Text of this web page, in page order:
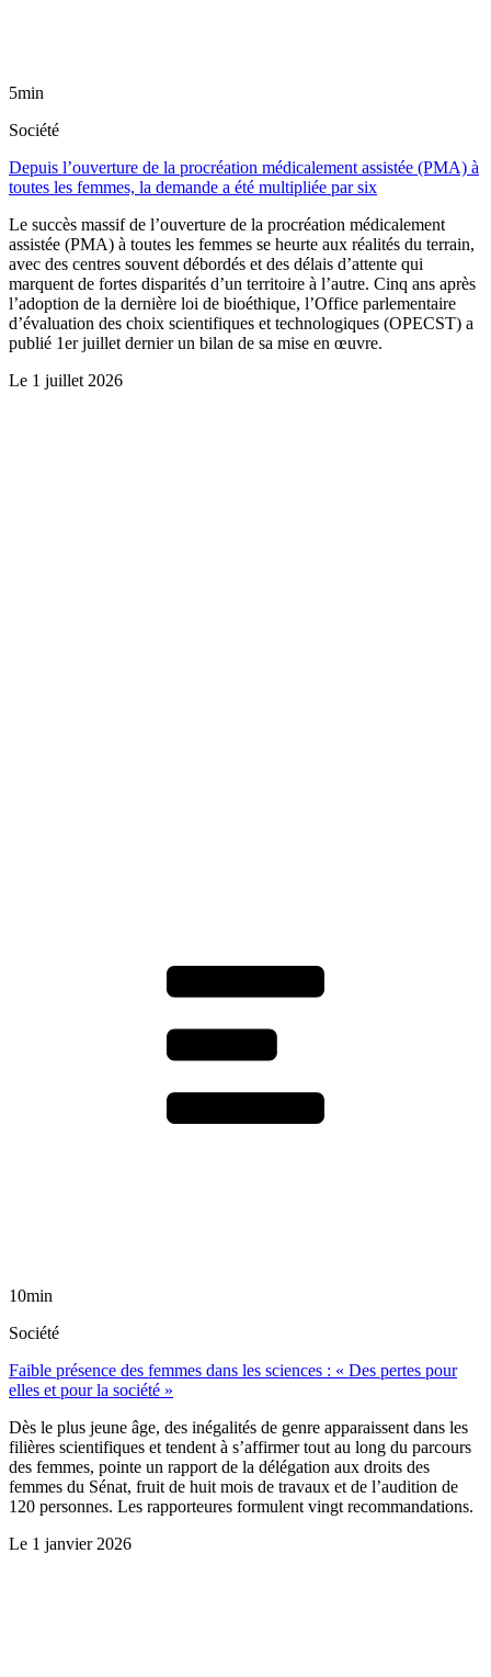
5min
Société
Depuis l’ouverture de la procréation médicalement assistée (PMA) à
toutes les femmes, la demande a été multipliée par six
Le succès massif de l’ouverture de la procréation médicalement
assistée (PMA) à toutes les femmes se heurte aux réalités du terrain,
avec des centres souvent débordés et des délais d’attente qui
marquent de fortes disparités d’un territoire à l’autre. Cinq ans après
l’adoption de la dernière loi de bioéthique, l’Office parlementaire
d’évaluation des choix scientifiques et technologiques (OPECST) a
publié 1er juillet dernier un bilan de sa mise en œuvre.
Le 1 juillet 2026
10min
Société
Faible présence des femmes dans les sciences : « Des pertes pour
elles et pour la société »
Dès le plus jeune âge, des inégalités de genre apparaissent dans les
filières scientifiques et tendent à s’affirmer tout au long du parcours
des femmes, pointe un rapport de la délégation aux droits des
femmes du Sénat, fruit de huit mois de travaux et de l’audition de
120 personnes. Les rapporteures formulent vingt recommandations.
Le 1 janvier 2026